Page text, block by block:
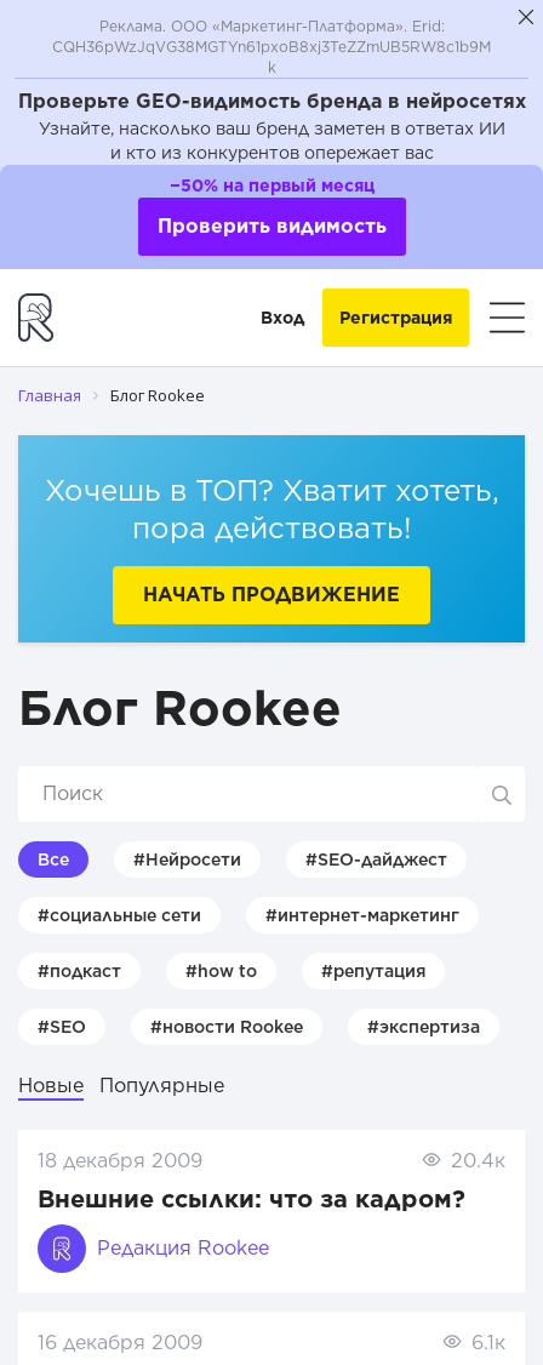
Проверьте GEO-видимость бренда в нейросетях
Узнайте, насколько ваш бренд заметен в ответах ИИ
и кто из конкурентов опережает вас
Реклама. ООО «Маркетинг-Платформа». Erid:
CQH36pWzJqVG38MGTYn61pxoB8xj3TeZZmUB5RW8c1b9M
k
−50% на первый месяц
Проверить видимость
Вход Регистрация
Главная Блог Rookee
Хочешь в ТОП? Хватит хотеть,
пора действовать!
НАЧАТЬ ПРОДВИЖЕНИЕ
Блог Rookee
Все #Нейросети #SEO-дайджест
#социальные сети #интернет-маркетинг
#подкаст #how to #репутация
#SEO #новости Rookee #экспертиза
Новые Популярные
18 декабря 2009 20.4к
Внешние ссылки: что за кадром?
Редакция Rookee
16 декабря 2009 6.1к